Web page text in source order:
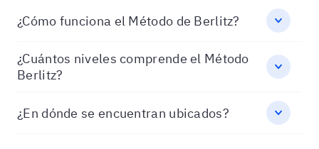
¿Cómo funciona el Método de Berlitz?
¿Cuántos niveles comprende el Método
Berlitz?
¿En dónde se encuentran ubicados?